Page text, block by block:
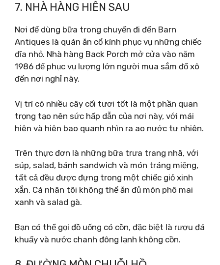
7. NHÀ HÀNG HIÊN SAU
Nơi để dùng bữa trong chuyến đi đến Barn
Antiques là quán ăn cổ kính phục vụ những chiếc
đĩa nhỏ. Nhà hàng Back Porch mở cửa vào năm
1986 để phục vụ lượng lớn người mua sắm đổ xô
đến nơi nghỉ này.
Vị trí có nhiều cây cối tươi tốt là một phần quan
trọng tạo nên sức hấp dẫn của nơi này, với mái
hiên và hiên bao quanh nhìn ra ao nước tự nhiên.
Trên thực đơn là những bữa trưa trang nhã, với
súp, salad, bánh sandwich và món tráng miệng,
tất cả đều được đựng trong một chiếc giỏ xinh
xắn. Cá nhân tôi không thể ăn đủ món phô mai
xanh và salad gà.
Bạn có thể gọi đồ uống có cồn, đặc biệt là rượu đá
khuấy và nước chanh đông lạnh không cồn.